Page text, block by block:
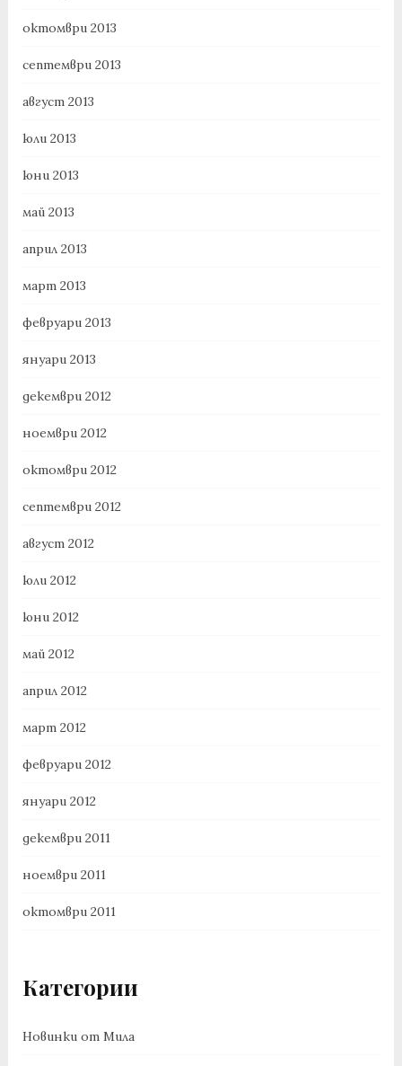
октомври 2013
септември 2013
август 2013
юли 2013
юни 2013
май 2013
април 2013
март 2013
февруари 2013
януари 2013
декември 2012
ноември 2012
октомври 2012
септември 2012
август 2012
юли 2012
юни 2012
май 2012
април 2012
март 2012
февруари 2012
януари 2012
декември 2011
ноември 2011
октомври 2011
Категории
Новинки от Мила